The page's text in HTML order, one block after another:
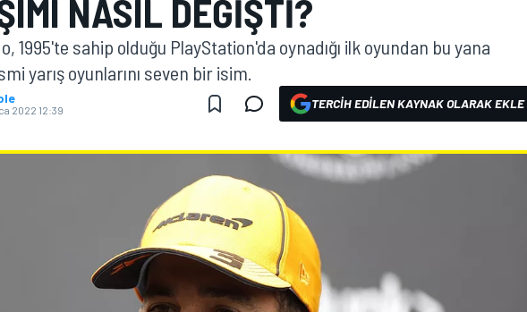
NASIL DEĞIŞTI?
1995'te sahip olduğu PlayStation'da oynadığı ilk oyundan bu yana
yarış oyunlarını seven bir isim.
2022 12:39 TERCIH EDILEN KAYNAK OLARAK EKLE